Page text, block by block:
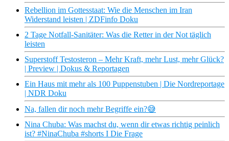
Rebellion im Gottesstaat: Wie die Menschen im Iran
Widerstand leisten | ZDFinfo Doku
2 Tage Notfall-Sanitäter: Was die Retter in der Not täglich
leisten
Superstoff Testosteron – Mehr Kraft, mehr Lust, mehr Glück?
| Preview | Dokus & Reportagen
Ein Haus mit mehr als 100 Puppenstuben | Die Nordreportage
| NDR Doku
Na, fallen dir noch mehr Begriffe ein?😅
Nina Chuba: Was machst du, wenn dir etwas richtig peinlich
ist? #NinaChuba #shorts I Die Frage